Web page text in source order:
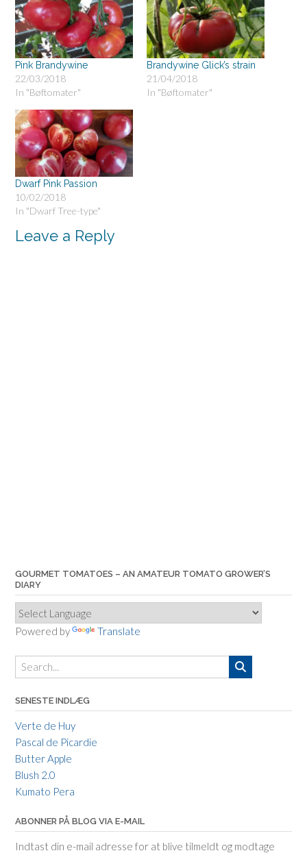
Pink Brandywine
22/03/2018
In "Bøftomater"
Brandywine Glick’s strain
21/04/2018
In "Bøftomater"
Dwarf Pink Passion
10/02/2018
In "Dwarf Tree-type"
Leave a Reply
GOURMET TOMATOES – AN AMATEUR TOMATO GROWER’S
DIARY
Powered by Translate
SENESTE INDLÆG
Verte de Huy
Pascal de Picardie
Butter Apple
Blush 2.0
Kumato Pera
ABONNER PÅ BLOG VIA E-MAIL
Indtast din e-mail adresse for at blive tilmeldt og modtage